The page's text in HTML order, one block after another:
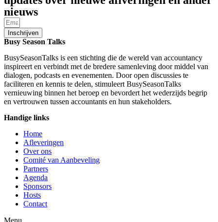
nieuws
Inschrijven
Busy Season Talks
BusySeasonTalks is een stichting die de wereld van accountancy
inspireert en verbindt met de bredere samenleving door middel van
dialogen, podcasts en evenementen. Door open discussies te
faciliteren en kennis te delen, stimuleert BusySeasonTalks
vernieuwing binnen het beroep en bevordert het wederzijds begrip
en vertrouwen tussen accountants en hun stakeholders.
Handige links
Home
Afleveringen
Over ons
Comité van Aanbeveling
Partners
Agenda
Sponsors
Hosts
Contact
Menu